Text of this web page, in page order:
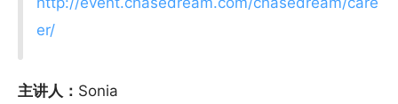
er/
主讲人： Sonia